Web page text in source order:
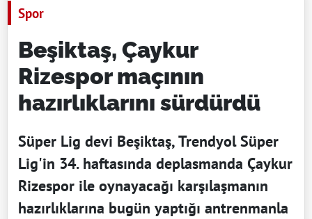
Spor
Beşiktaş, Çaykur
Rizespor maçının
hazırlıklarını sürdürdü
Süper Lig devi Beşiktaş, Trendyol Süper
Lig'in 34. haftasında deplasmanda Çaykur
Rizespor ile oynayacağı karşılaşmanın
hazırlıklarına bugün yaptığı antrenmanla